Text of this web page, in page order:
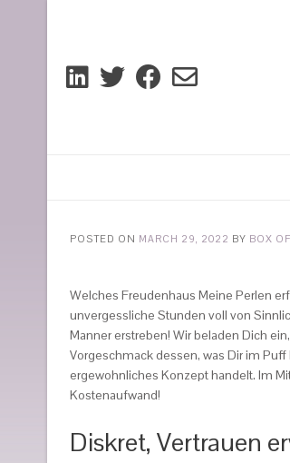
POSTED ON MARCH 29, 2022 BY BOX
Welches Freudenhaus Meine Perlen
unvergessliche Stunden voll von
Manner erstreben! Wir beladen Dich
Vorgeschmack dessen, was Dir im
ergewohnliches Konzept handelt. Im
Kostenaufwand!
Diskret, Vertrauen